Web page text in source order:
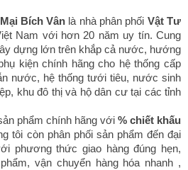
Bích Vân là nhà phân phối Vật Tư
Nam với hơn 20 năm uy tín. Cung
dựng lớn trên khắp cả nước, hướng
kiện chính hãng cho hệ thống cấp
nước, hệ thống tưới tiêu, nước sinh
khu đô thị và hộ dân cư tại các tỉnh
phẩm chính hãng với % chiết khấu
tôi còn phân phối sản phẩm đến đại
phương thức giao hàng đúng hẹn,
vận chuyển hàng hóa nhanh ,